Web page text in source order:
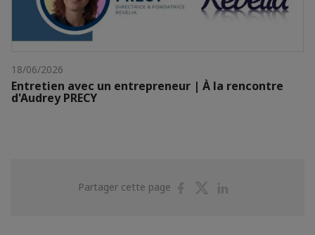
18/06/2026
Entretien avec un entrepreneur | À la rencontre
d'Audrey PRECY
Partager cette page
PartagerPartager